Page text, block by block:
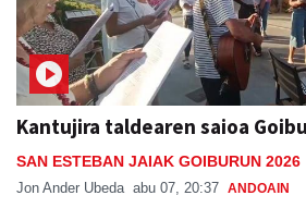
Kantujira taldearen saioa
SAN ESTEBAN JAIAK GOIBURUN 2026
Jon Ander Ubeda abu 07, 20:37 ANDOAIN